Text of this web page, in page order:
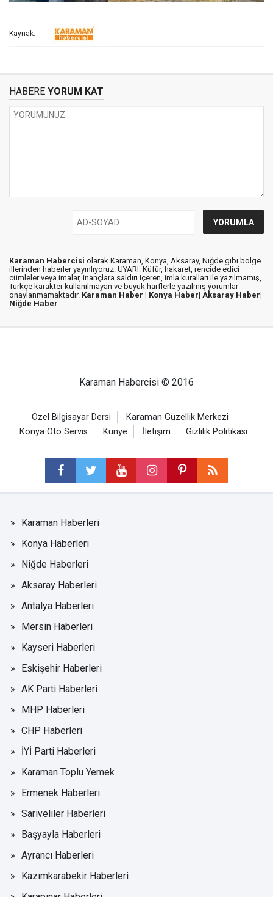
Kaynak:
HABERE YORUM KAT
Karaman Habercisi olarak Karaman, Konya, Aksaray, Niğde gibi bölge
illerinden haberler yayınlıyoruz. UYARI: Küfür, hakaret, rencide edici
cümleler veya imalar, inançlara saldırı içeren, imla kuralları ile yazılmamış,
Türkçe karakter kullanılmayan ve büyük harflerle yazılmış yorumlar
onaylanmamaktadır. Karaman Haber | Konya Haber| Aksaray Haber|
Niğde Haber
Karaman Habercisi © 2016
Özel Bilgisayar Dersi
Karaman Güzellik Merkezi
Konya Oto Servis
Künye İletişim Gizlilik Politikası
Karaman Haberleri
Konya Haberleri
Niğde Haberleri
Aksaray Haberleri
Antalya Haberleri
Mersin Haberleri
Kayseri Haberleri
Eskişehir Haberleri
AK Parti Haberleri
MHP Haberleri
CHP Haberleri
İYİ Parti Haberleri
Karaman Toplu Yemek
Ermenek Haberleri
Sarıveliler Haberleri
Başyayla Haberleri
Ayrancı Haberleri
Kazımkarabekir Haberleri